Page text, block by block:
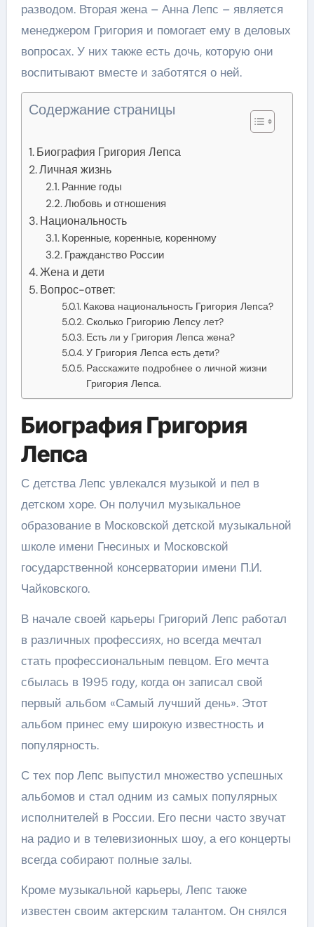
разводом. Вторая жена – Анна Лепс – является
менеджером Григория и помогает ему в деловых
вопросах. У них также есть дочь, которую они
воспитывают вместе и заботятся о ней.
Содержание страницы
Биография Григория Лепса
Личная жизнь
Ранние годы
Любовь и отношения
Национальность
Коренные, коренные, коренному
Гражданство России
Жена и дети
Вопрос-ответ:
Какова национальность Григория Лепса?
Сколько Григорию Лепсу лет?
Есть ли у Григория Лепса жена?
У Григория Лепса есть дети?
Расскажите подробнее о личной жизни
Григория Лепса.
Биография Григория
Лепса
С детства Лепс увлекался музыкой и пел в
детском хоре. Он получил музыкальное
образование в Московской детской музыкальной
школе имени Гнесиных и Московской
государственной консерватории имени П.И.
Чайковского.
В начале своей карьеры Григорий Лепс работал
в различных профессиях, но всегда мечтал
стать профессиональным певцом. Его мечта
сбылась в 1995 году, когда он записал свой
первый альбом «Самый лучший день». Этот
альбом принес ему широкую известность и
популярность.
С тех пор Лепс выпустил множество успешных
альбомов и стал одним из самых популярных
исполнителей в России. Его песни часто звучат
на радио и в телевизионных шоу, а его концерты
всегда собирают полные залы.
Кроме музыкальной карьеры, Лепс также
известен своим актерским талантом. Он снялся